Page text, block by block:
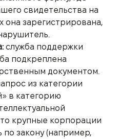
свидетельства на
она зарегистрирована,
служба поддержки
подкреплена
документом.
из категории
в категорию
крупные корпорации
по закону (например,